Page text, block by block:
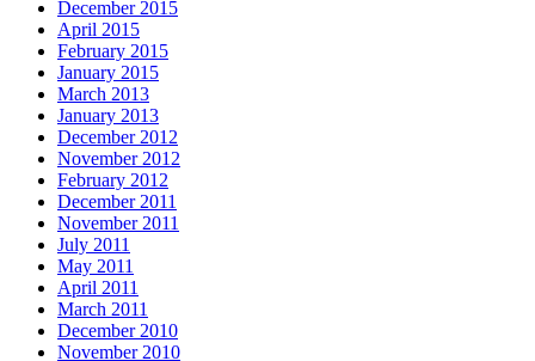
December 2015
April 2015
February 2015
January 2015
March 2013
January 2013
December 2012
November 2012
February 2012
December 2011
November 2011
July 2011
May 2011
April 2011
March 2011
December 2010
November 2010